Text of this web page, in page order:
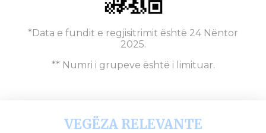
*Data e fundit e regjisitrimit është 24 Nëntor
2025.
** Numri i grupeve është i limituar.
VEGËZA RELEVANTE